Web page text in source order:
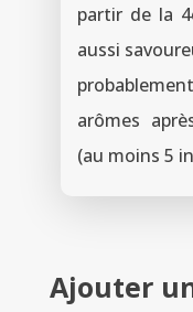
partir de la
aussi
arômes
(au moins 5
Ajouter